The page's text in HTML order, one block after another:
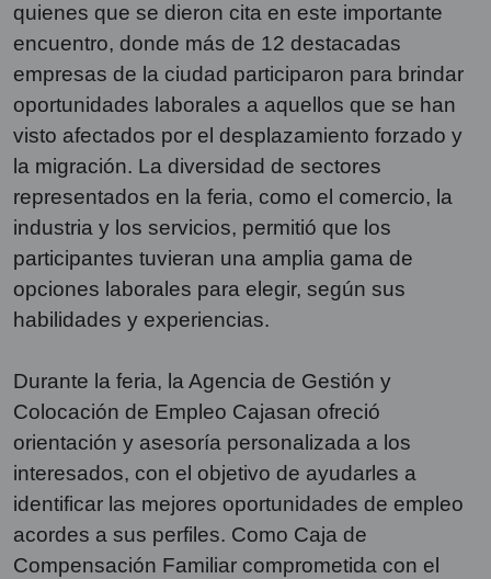
quienes que se dieron cita en este importante
encuentro, donde más de 12 destacadas
empresas de la ciudad participaron para brindar
oportunidades laborales a aquellos que se han
visto afectados por el desplazamiento forzado y
la migración. La diversidad de sectores
representados en la feria, como el comercio, la
industria y los servicios, permitió que los
participantes tuvieran una amplia gama de
opciones laborales para elegir, según sus
habilidades y experiencias.
Durante la feria, la Agencia de Gestión y
Colocación de Empleo Cajasan ofreció
orientación y asesoría personalizada a los
interesados, con el objetivo de ayudarles a
identificar las mejores oportunidades de empleo
acordes a sus perfiles. Como Caja de
Compensación Familiar comprometida con el